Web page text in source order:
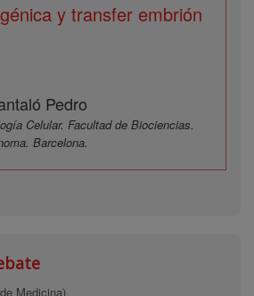
y transfer embrión
Pedro
Celular. Facultad de Biociencias.
Barcelona.
Medicina)